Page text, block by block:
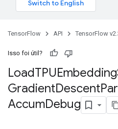
TensorFlow API TensorFlow
Isso foi útil?
LoadTPUEmbedding
GradientDescent
AccumDebug